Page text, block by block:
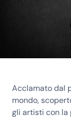
Acclamato dal
mondo,
gli artisti con la